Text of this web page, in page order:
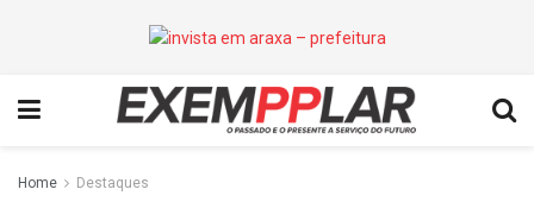
Home Destaques